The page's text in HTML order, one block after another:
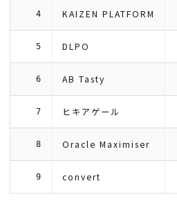
4 KAIZEN PLATFORM
5 DLPO
6 AB Tasty
7 ヒキアゲール
8 Oracle Maximiser
9 convert